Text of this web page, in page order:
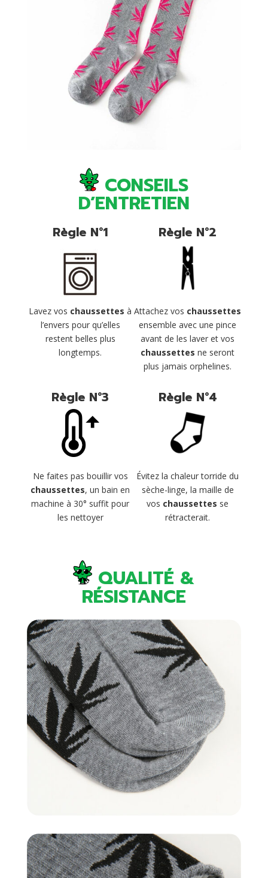
CONSEILS
D’ENTRETIEN
Règle N°1
Lavez vos chaussettes à
l’envers pour qu’elles
restent belles plus
longtemps.
Règle N°2
Attachez vos chaussettes
ensemble avec une pince
avant de les laver et vos
chaussettes ne seront
plus jamais orphelines.
Règle N°3
Ne faites pas bouillir vos
chaussettes, un bain en
machine à 30° suffit pour
les nettoyer
Règle N°4
Évitez la chaleur torride du
sèche-linge, la maille de
vos chaussettes se
rétracterait.
QUALITÉ &
RÉSISTANCE